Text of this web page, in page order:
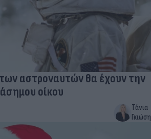
αστροναυτών θα έχουν την
οίκου
Τάνια
Γκιώση